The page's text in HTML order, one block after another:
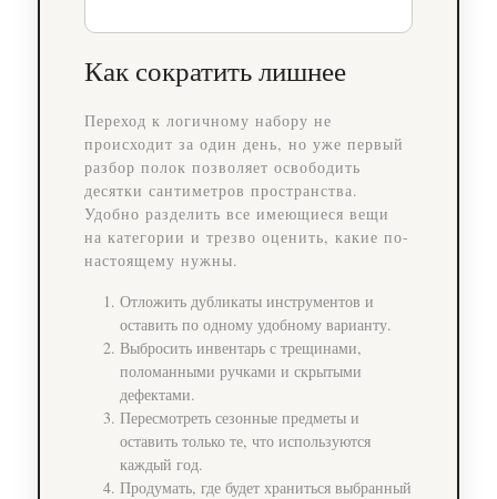
Как сократить лишнее
Переход к логичному набору не
происходит за один день, но уже первый
разбор полок позволяет освободить
десятки сантиметров пространства.
Удобно разделить все имеющиеся вещи
на категории и трезво оценить, какие по-
настоящему нужны.
Отложить дубликаты инструментов и
оставить по одному удобному варианту.
Выбросить инвентарь с трещинами,
поломанными ручками и скрытыми
дефектами.
Пересмотреть сезонные предметы и
оставить только те, что используются
каждый год.
Продумать, где будет храниться выбранный